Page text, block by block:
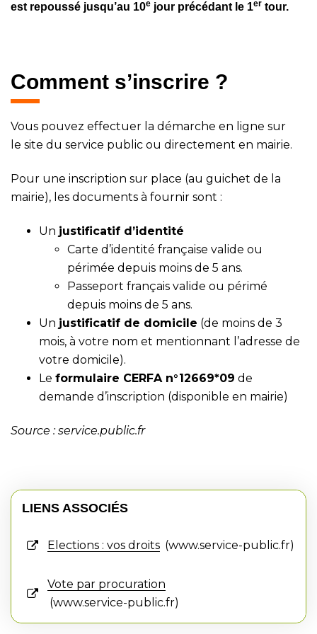
est repoussé jusqu’au 10e jour précédant le 1er tour.
Comment s’inscrire ?
Vous pouvez effectuer la démarche en ligne sur
le site du service public ou directement en mairie.
Pour une inscription sur place (au guichet de la
mairie), les documents à fournir sont :
Un justificatif d’identité
Carte d’identité française valide ou
périmée depuis moins de 5 ans.
Passeport français valide ou périmé
depuis moins de 5 ans.
Un justificatif de domicile (de moins de 3
mois, à votre nom et mentionnant l’adresse de
votre domicile).
Le formulaire CERFA n°12669*09 de
demande d’inscription (disponible en mairie)
Source : service.public.fr
LIENS ASSOCIÉS
Elections : vos droits www.service-public.fr
Vote par procuration
www.service-public.fr